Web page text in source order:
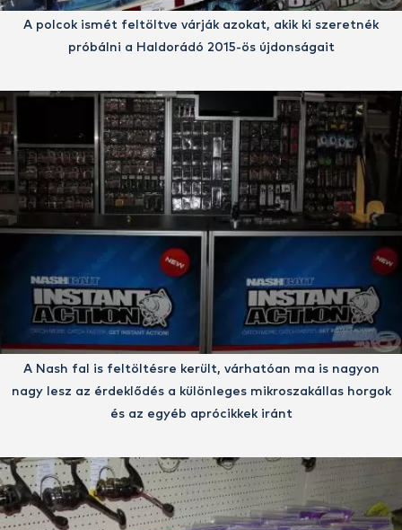
A polcok ismét feltöltve várják azokat, akik ki szeretnék
próbálni a Haldorádó 2015-ös újdonságait
A Nash fal is feltöltésre került, várhatóan ma is nagyon
nagy lesz az érdeklődés a különleges mikroszakállas horgok
és az egyéb aprócikkek iránt